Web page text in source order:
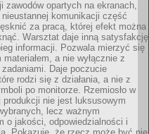
zawodów opartych na ekranach,
komunikacji część
za pracą, której efekt można
Warsztat daje inną satysfakcję
informacji. Pozwala mierzyć się
a nie wyłącznie z
Daje poczucie
rodzi się z działania, a nie z
po monitorze. Rzemiosło w
produkcji nie jest luksusowym
lecz ważnym
o jakości, odpowiedzialności i